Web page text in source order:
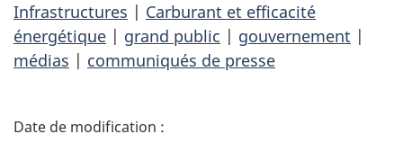
Infrastructures | Carburant et efficacité
énergétique | grand public | gouvernement |
médias | communiqués de presse
D